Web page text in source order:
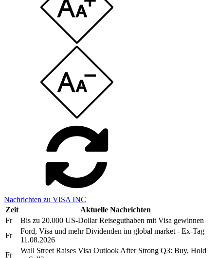
Nachrichten zu VISA INC
Zeit
Aktuelle Nachrichten
Fr
Bis zu 20.000 US-Dollar Reiseguthaben mit Visa gewinnen
Fr
Ford, Visa und mehr Dividenden im global market - Ex-Tag
11.08.2026
Fr
Wall Street Raises Visa Outlook After Strong Q3: Buy, Hold